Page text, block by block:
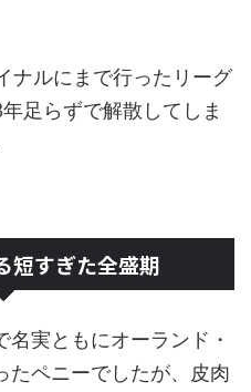
ナルにまで行ったリーグ
足らずで解散してしま
短すぎた全盛期
実ともにオーランド・
たペニーでしたが、皮肉